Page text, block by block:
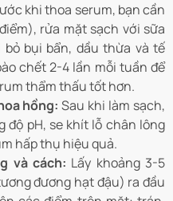
khi thoa serum, bạn cần
rửa mặt sạch với sữa
bụi bẩn, dầu thừa và tế
chết 2-4 lần mỗi tuần để
thẩm thấu tốt hơn.
hồng: Sau khi làm sạch,
độ pH, se khít lỗ chân lông
hấp thụ hiệu quả.
và cách: Lấy khoảng 3-5
đương hạt đậu) ra đầu